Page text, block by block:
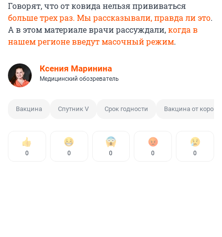
Говорят, что от ковида нельзя прививаться
больше трех раз. Мы рассказывали, правда ли это.
А в этом материале врачи рассуждали,когда в
нашем регионе введут масочный режим.
Ксения Маринина
Медицинский обозреватель
Вакцина Спутник V Срок годности Вакцина от
0 0 0 0 0